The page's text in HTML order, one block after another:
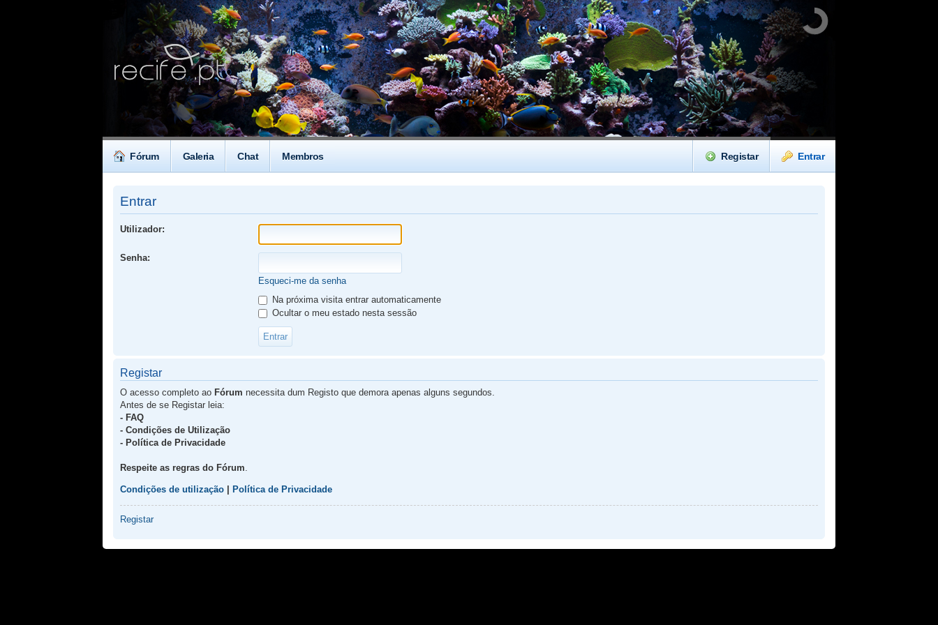
Fórum Galeria Chat Membros Entrar
Registar
Entrar
Utilizador:
Senha:
Esqueci-me da senha
Na próxima visita entrar automaticamente
Ocultar o meu estado nesta sessão
Registar
O acesso completo ao Fórum necessita dum Registo que demora apenas alguns segundos.
Antes de se Registar leia:
- FAQ
- Condições de Utilização
- Política de Privacidade
Respeite as regras do Fórum
Condições de utilização Política de Privacidade
Registar